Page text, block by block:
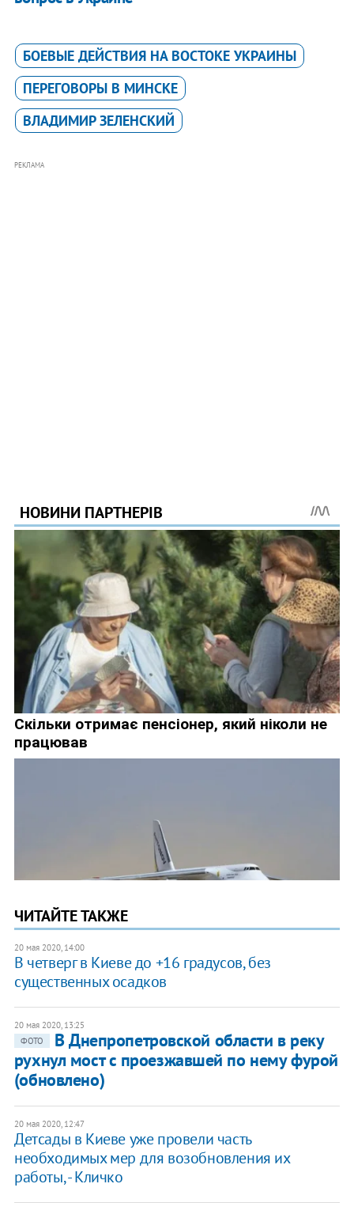
БОЕВЫЕ ДЕЙСТВИЯ НА ВОСТОКЕ УКРАИНЫ
ПЕРЕГОВОРЫ В МИНСКЕ
ВЛАДИМИР ЗЕЛЕНСКИЙ
РЕКЛАМА
ЧИТАЙТЕ ТАКЖЕ
20 мая 2020, 14:00
В четверг в Киеве до +16 градусов, без
существенных осадков
20 мая 2020, 13:25
ФОТО
В Днепропетровской области в реку
рухнул мост с проезжавшей по нему фурой
(обновлено)
20 мая 2020, 12:47
Детсады в Киеве уже провели часть
необходимых мер для возобновления их
работы, - Кличко